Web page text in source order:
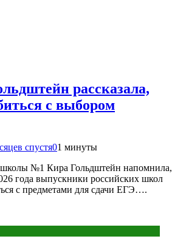
рассказала,
с выбором
спустя01 минуты
№1 Кира Гольдштейн напомнила,
года выпускники российских школ
с предметами для сдачи ЕГЭ….